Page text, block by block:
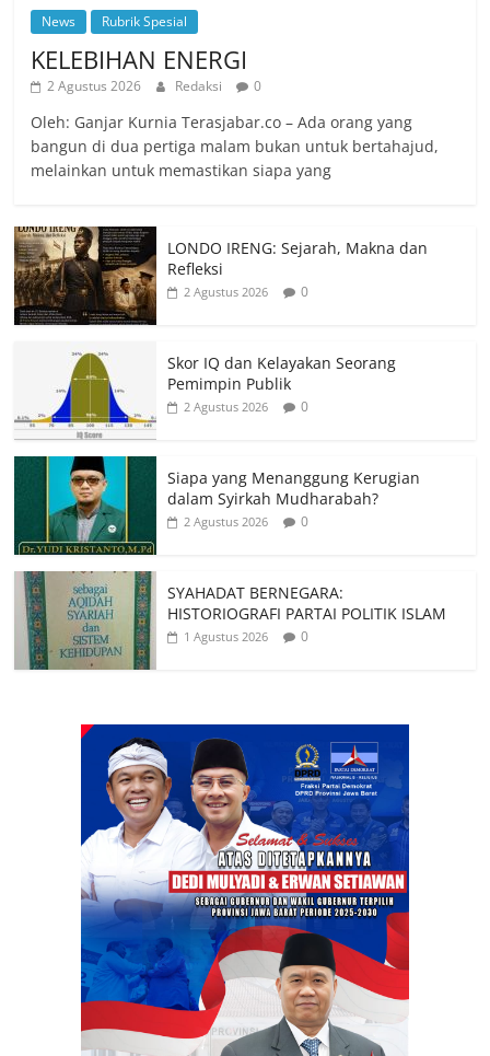
News Rubrik Spesial
KELEBIHAN ENERGI
2 Agustus 2026 Redaksi 0
Oleh: Ganjar Kurnia Terasjabar.co – Ada orang yang
bangun di dua pertiga malam bukan untuk bertahajud,
melainkan untuk memastikan siapa yang
LONDO IRENG: Sejarah, Makna dan
Refleksi
2 Agustus 2026 0
Skor IQ dan Kelayakan Seorang
Pemimpin Publik
2 Agustus 2026 0
Siapa yang Menanggung Kerugian
dalam Syirkah Mudharabah?
2 Agustus 2026 0
SYAHADAT BERNEGARA:
HISTORIOGRAFI PARTAI POLITIK ISLAM
1 Agustus 2026 0